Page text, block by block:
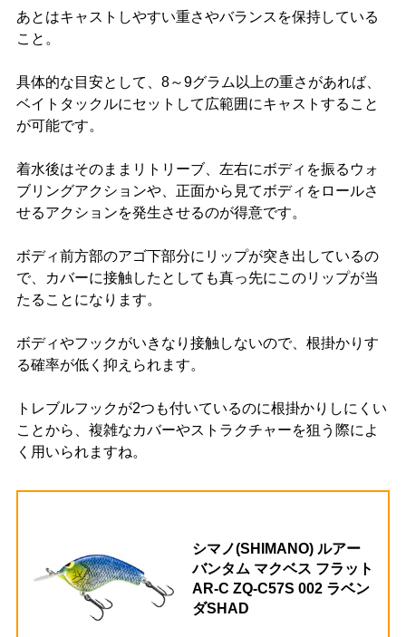
あとはキャストしやすい重さやバランスを保持している
こと。
具体的な目安として、8～9グラム以上の重さがあれば、
ベイトタックルにセットして広範囲にキャストすること
が可能です。
着水後はそのままリトリーブ、左右にボディを振るウォ
ブリングアクションや、正面から見てボディをロールさ
せるアクションを発生させるのが得意です。
ボディ前方部のアゴ下部分にリップが突き出しているの
で、カバーに接触したとしても真っ先にこのリップが当
たることになります。
ボディやフックがいきなり接触しないので、根掛かりす
る確率が低く抑えられます。
トレブルフックが2つも付いているのに根掛かりしにくい
ことから、複雑なカバーやストラクチャーを狙う際によ
く用いられますね。
シマノ(SHIMANO) ルアー
バンタム マクベス フラット
AR-C ZQ-C57S 002 ラベン
ダSHAD